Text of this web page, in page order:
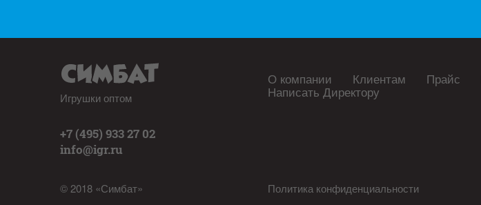
Игрушки оптом
+7 (495) 933 27 02
info@igr.ru
© 2018 «Симбат»
О компании Клиентам Прайс
Написать Директору
Политика конфиденциальности